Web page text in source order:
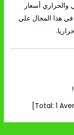
والحراري أسعار
في هذا المجال علي
1
]